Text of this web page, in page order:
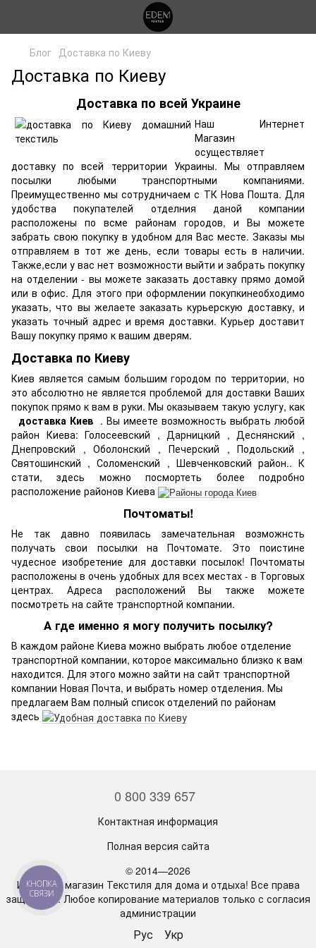
Блог Доставка по Киеву
Доставка по Киеву
Доставка по всей Украине
Наш Интернет
Магазин
осуществляет
доставку по всей территории Украины. Мы отправляем
посылки любыми транспортными компаниями.
Преимущественно мы сотрудничаем с ТК Нова Пошта. Для
удобства покупателей отделния даной компании
расположены по всме районам городов, и Вы можете
забрать свою покупку в удобном для Вас месте. Заказы мы
отправляем в тот же день, если товары есть в наличии.
Также,если у вас нет возможности выйти и забрать покупку
на отделении - вы можете заказать доставку прямо домой
или в офис. Для этого при оформлении покупкинеобходимо
указать, что вы желаете заказать курьерскую доставку, и
указать точный адрес и время доставки. Курьер доставит
Вашу покупку прямо к вашим дверям.
Доставка по Киеву
Киев является самым большим городом по территории, но
это абсолютно не является проблемой для доставки Ваших
покупок прямо к вам в руки. Мы оказываем такую услугу, как
доставка Киев . Вы имеете возможность выбрать любой
район Киева: Голосеевский , Дарницкий , Деснянский ,
Днепровский , Оболонский , Печерский , Подольский ,
Святошинский , Соломенский , Шевченковский район.. К
стати, здесь можно посмортеть более подробно
расположение районов Киева
Почтоматы!
Не так давно появилась замечательная возможнсть
получать свои посылки на Почтомате. Это поистине
чудесное изобретение для доставки посылок! Почтоматы
расположены в очень удобных для всех местах - в Торговых
центрах. Адреса расположений Вы также можете
посмотреть на сайте транспортной компании.
А где именно я могу получить посылку?
В каждом районе Киева можно выбрать любое отделение
транспортной компании, которое максимально близко к вам
находится. Для этого можно зайти на сайт транспортной
компании Новая Почта, и выбрать номер отделения. Мы
предлагаем Вам полный список отделений по районам
здесь
0 800 339 657
Контактная информация
Полная версия сайта
© 2014—2026
Интернет магазин Текстиля для дома и отдыха! Все права
защищены. Любое копирование материалов только с согласия
администрации
Рус Укр
КНОПКА
СВЯЗИ